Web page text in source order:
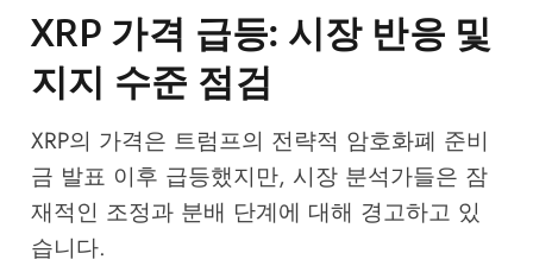
XRP 가격 급등: 시장 반응 및
지지 수준 점검
XRP의 가격은 트럼프의 전략적 암호화폐 준비
금 발표 이후 급등했지만, 시장 분석가들은 잠
재적인 조정과 분배 단계에 대해 경고하고 있
습니다.